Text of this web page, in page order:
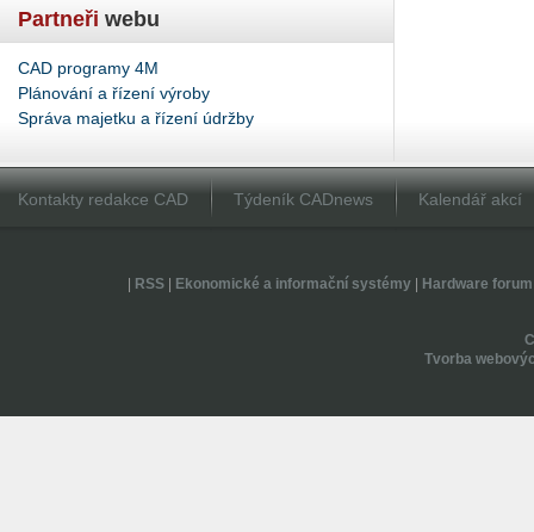
Partneři webu
CAD programy 4M
Plánování a řízení výroby
Správa majetku a řízení údržby
Kontakty redakce CAD Týdeník CADnews Kalendář akcí
RSS| Ekonomické a informační systémy| Hardware forum
Tvorba